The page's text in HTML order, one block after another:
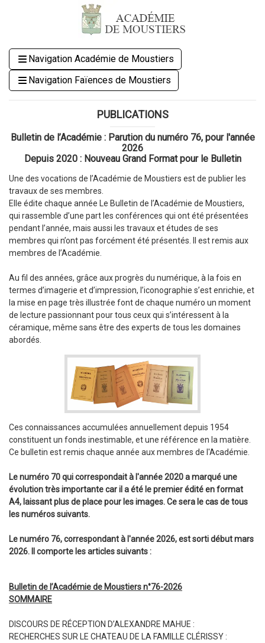
Navigation Académie de Moustiers
Navigation Faïences de Moustiers
PUBLICATIONS
Bulletin de l’Académie : Parution du numéro 76, pour l'année
2026
Depuis 2020 : Nouveau Grand Format pour le Bulletin
Une des vocations de l’Académie de Moustiers est de publier les
travaux de ses membres.
Elle édite chaque année Le Bulletin de l’Académie de Moustiers,
qui rassemble d’une part les conférences qui ont été présentées
pendant l’année, mais aussi les travaux et études de ses
membres qui n’ont pas forcément été présentés. Il est remis aux
membres de l’Académie.
Au fil des années, grâce aux progrès du numérique, à la fois en
termes d’imagerie et d’impression, l’iconographie s’est enrichie, et
la mise en page très illustrée font de chaque numéro un moment
de lecture passionnant pour tous ceux qui s’intéressent à la
céramique, même sans être des experts de tous les domaines
abordés.
Ces connaissances accumulées annuellement depuis 1954
constituent un fonds inestimable, et une référence en la matière.
Ce bulletin est remis chaque année aux membres de l'Académie.
Le numéro 70 qui correspondait à l'année 2020 a marqué une
évolution très importante car il a été le premier édité en format
A4, laissant plus de place pour les images. Ce sera le cas de tous
les numéros suivants.
Le numéro 76, correspondant à l'année 2026, est sorti début mars
2026. Il comporte les articles suivants :
Bulletin de l’Académie de Moustiers n°76-2026
SOMMAIRE
DISCOURS DE RÉCEPTION D’ALEXANDRE MAHUE :
RECHERCHES SUR LE CHATEAU DE LA FAMILLE CLÉRISSY :